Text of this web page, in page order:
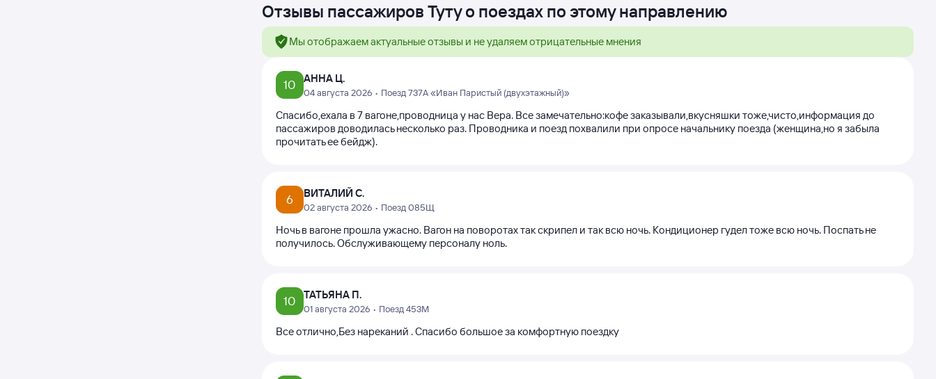
Отзывы пассажиров Туту о поездах по этому направлению
Мы отображаем актуальные отзывы и не удаляем отрицательные мнения
10 АННА Ц.
04 августа 2026 • Поезд 737А «Иван Паристый (двухэтажный)»
Спасибо,ехала в 7 вагоне,проводница у нас Вера. Все замечательно:кофе заказывали,вкусняшки тоже,чисто,информация до
пассажиров доводилась несколько раз. Проводника и поезд похвалили при опросе начальнику поезда (женщина,но я забыла
прочитать ее бейдж).
6 ВИТАЛИЙ С.
02 августа 2026 • Поезд 085Щ
Ночь в вагоне прошла ужасно. Вагон на поворотах так скрипел и так всю ночь. Кондиционер гудел тоже всю ночь. Поспать не
получилось. Обслуживающему персоналу ноль.
10 ТАТЬЯНА П.
01 августа 2026 • Поезд 453М
Все отлично,Без нареканий . Спасибо большое за комфортную поездку